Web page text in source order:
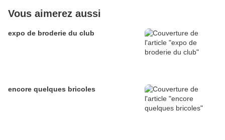
Vous aimerez aussi
expo de broderie du club
encore quelques bricoles